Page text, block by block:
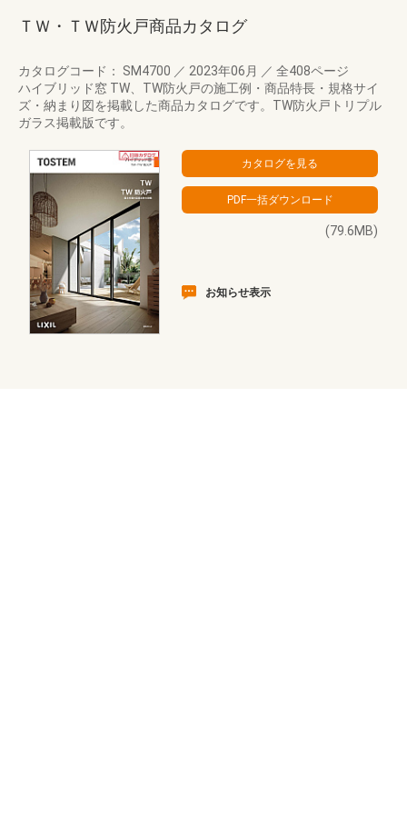
ＴＷ・ＴＷ防火戸商品カタログ
カタログコード： SM4700 ／ 2023年06月 ／ 全408ページ
ハイブリッド窓 TW、TW防火戸の施工例・商品特長・規格サイ
ズ・納まり図を掲載した商品カタログです。TW防火戸トリプル
ガラス掲載版です。
(79.6MB)
お知らせ表示